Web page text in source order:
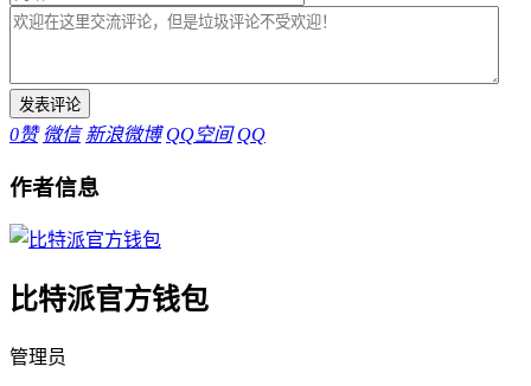
0赞 微信 新浪微博 QQ空间 QQ
作者信息
比特派官方钱包
管理员